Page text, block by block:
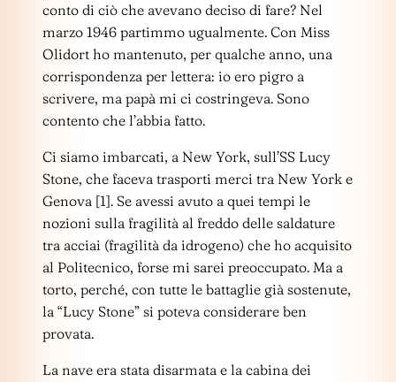
conto di ciò che avevano deciso di fare? Nel
marzo 1946 partimmo ugualmente. Con Miss
Olidort ho mantenuto, per qualche anno, una
corrispondenza per lettera: io ero pigro a
scrivere, ma papà mi ci costringeva. Sono
contento che l’abbia fatto.
Ci siamo imbarcati, a New York, sull’SS Lucy
Stone, che faceva trasporti merci tra New York e
Genova [1]. Se avessi avuto a quei tempi le
nozioni sulla fragilità al freddo delle saldature
tra acciai (fragilità da idrogeno) che ho acquisito
al Politecnico, forse mi sarei preoccupato. Ma a
torto, perché, con tutte le battaglie già sostenute,
la “Lucy Stone” si poteva considerare ben
provata.
La nave era stata disarmata e la cabina dei